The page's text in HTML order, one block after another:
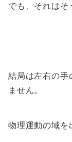
でも、それはそ
結局は左右の手
ません。
物理運動の域を